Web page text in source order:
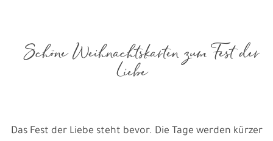
Schöne Weihnachtskarten zum Fest der
Liebe
Das Fest der Liebe steht bevor. Die Tage werden kürzer